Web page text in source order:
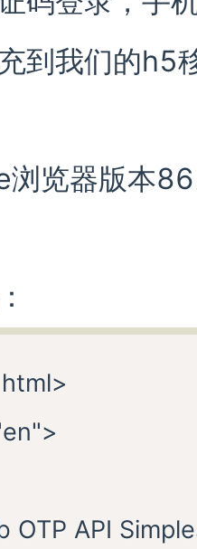
到我们的h5
浏览器版本
API